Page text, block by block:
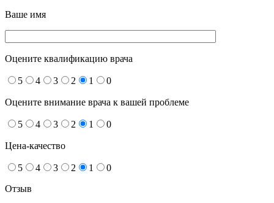
Ваше имя
Оцените квалификацию врача
5 4 3 2 1 0
Оцените внимание врача к вашей проблеме
5 4 3 2 1 0
Цена-качество
5 4 3 2 1
0
Отзыв